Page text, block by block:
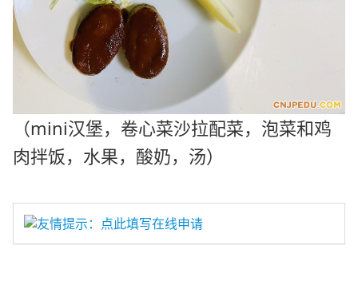
（mini汉堡，卷心菜沙拉配菜，泡菜和鸡
肉拌饭，水果，酸奶，汤）
友情提示：点此填写在线申请